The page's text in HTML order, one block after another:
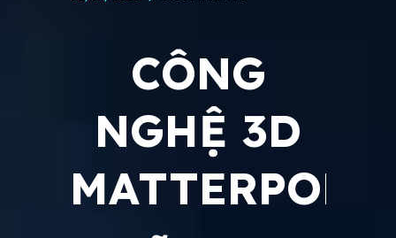
CÔNG
NGHỆ 3D
MATTERPORT